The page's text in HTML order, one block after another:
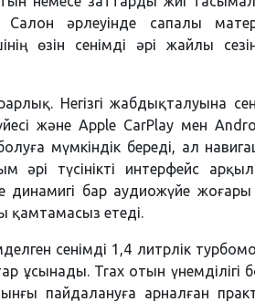
әрлеуінде сапалы
өзін сенімді әрі жайлы
Негізгі жабдықталуына
және Apple CarPlay мен
мүмкіндік береді, ал
әрі түсінікті интерфейс
бар аудиожүйе
етеді.
сенімді 1,4 литрлік
ұсынады. Trax отын үнемділігі
пайдалануға арналған